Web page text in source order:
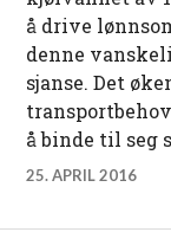
å drive
denne
sjanse. Det
å binde til seg
25. APRIL 2016